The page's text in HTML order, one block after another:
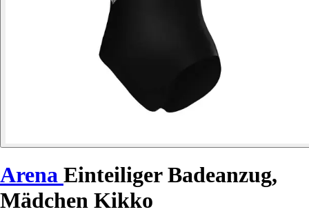
Arena Einteiliger Badeanzug,
Mädchen Kikko